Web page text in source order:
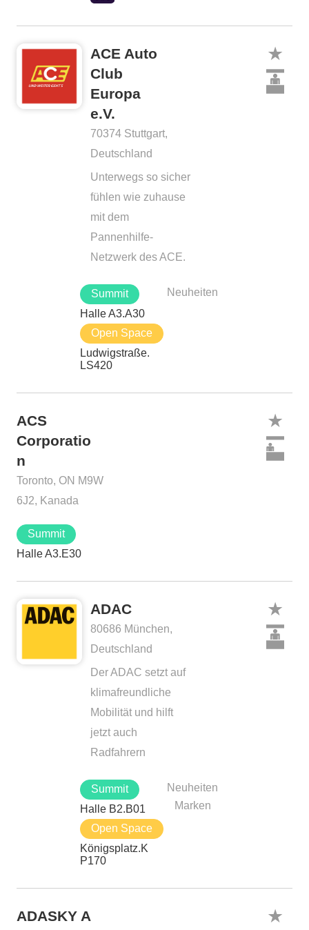
ACE Auto
Club
Europa
e.V.
70374 Stuttgart,
Deutschland
Unterwegs so sicher
fühlen wie zuhause
mit dem
Pannenhilfe-
Netzwerk des ACE.
Neuheiten
Summit
Halle A3.A30
Open Space
Ludwigstraße.
LS420
ACS
Corporatio
n
Toronto, ON M9W
6J2, Kanada
Summit
Halle A3.E30
ADAC
80686 München,
Deutschland
Der ADAC setzt auf
klimafreundliche
Mobilität und hilft
jetzt auch
Radfahrern
Neuheiten
Marken
Summit
Halle B2.B01
Open Space
Königsplatz.K
P170
ADASKY A